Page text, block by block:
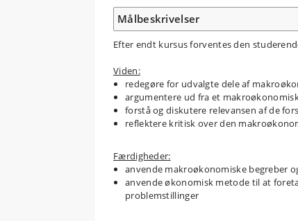
Målbeskrivelser
Efter endt kursus forventes den
Viden:
redegøre for udvalgte dele af
argumentere ud fra et
forstå og diskutere relevansen af de
reflektere kritisk over den
Færdigheder:
anvende makroøkonomiske begreber
anvende økonomisk metode til at
problemstillinger